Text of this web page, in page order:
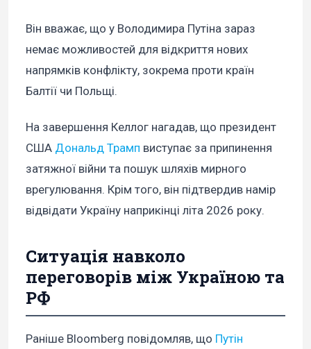
Він вважає, що у Володимира Путіна зараз
немає можливостей для відкриття нових
напрямків конфлікту, зокрема проти країн
Балтії чи Польщі.
На завершення Келлог нагадав, що президент
США Дональд Трамп виступає за припинення
затяжної війни та пошук шляхів мирного
врегулювання. Крім того, він підтвердив намір
відвідати Україну наприкінці літа 2026 року.
Ситуація навколо
переговорів між Україною та
РФ
Раніше Bloomberg повідомляв, що Путін